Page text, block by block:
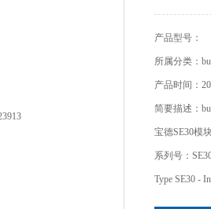
产品型号：
所属分类：
产品时间：
简要描述：
宝德SE30模
系列号：
Type SE30 -